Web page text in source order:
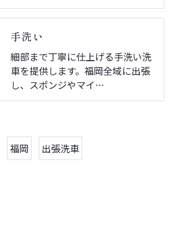
手洗い
細部まで丁寧に仕上げる手洗い洗
車を提供します。福岡全域に出張
し、スポンジやマイ…
福岡 出張洗車